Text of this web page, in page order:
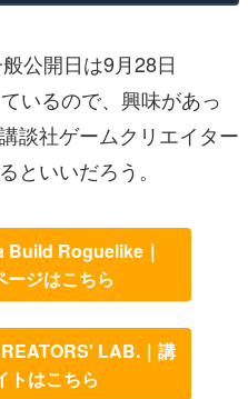
公開日は9月28日
いるので、興味があっ
談社ゲームクリエイター
といいだろう。
Build Roguelike｜
ジはこちら
LAB.｜講
トはこちら